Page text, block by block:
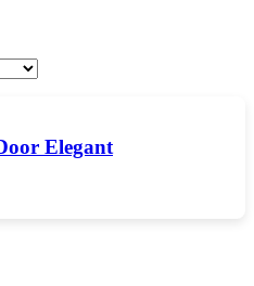
Elegant